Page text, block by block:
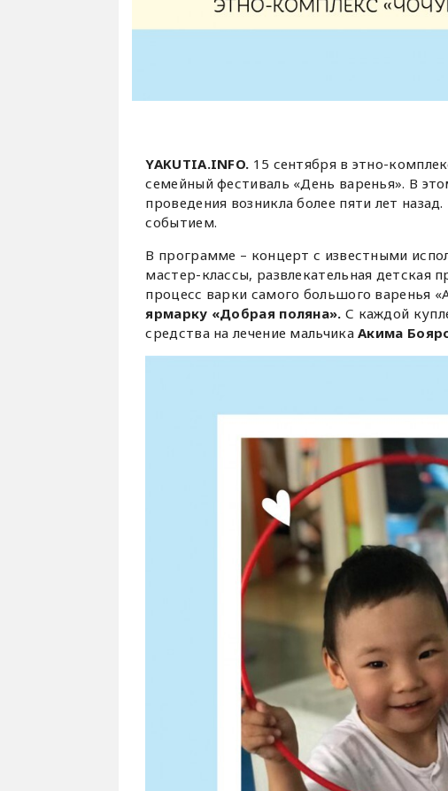
YAKUTIA.INFO. 15 сентября в этно-
семейный фестиваль «День варенья». В
проведения возникла более пяти лет
событием.
В программе – концерт с известными
мастер-классы, развлекательная детская
процесс варки самого большого варенья
ярмарку «Добрая поляна». С каждой
средства на лечение мальчикаАкима